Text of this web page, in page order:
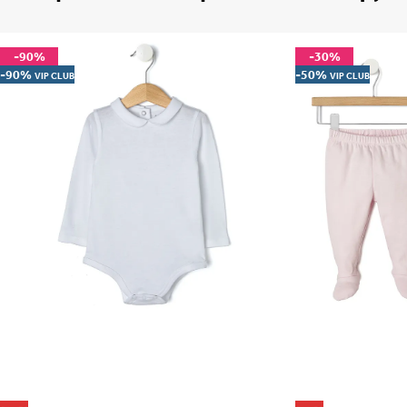
-90%
-90% VIP CLUB
-30%
-50% VIP CLUB